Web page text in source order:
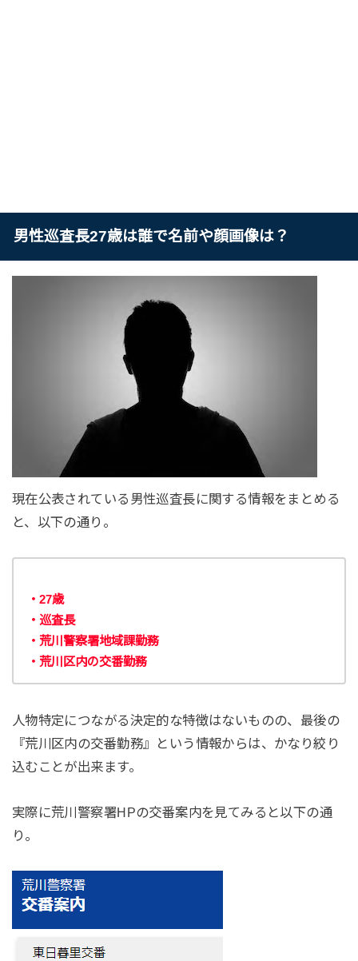
男性巡査長27歳は誰で名前や顔画像は？
現在公表されている男性巡査長に関する情報をまとめる
と、以下の通り。
・27歳
・巡査長
・荒川警察署地域課勤務
・荒川区内の交番勤務
人物特定につながる決定的な特徴はないものの、最後の
『荒川区内の交番勤務』という情報からは、かなり絞り
込むことが出来ます。
実際に荒川警察署HPの交番案内を見てみると以下の通
り。